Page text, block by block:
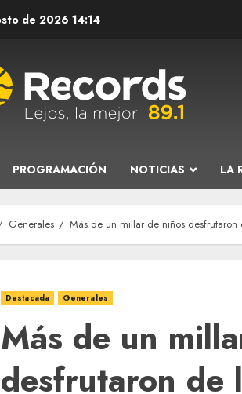
de 2026 14:14
PROGRAMACIÓN NOTICIAS LA
Generales Más de un millar de niños
Destacada Generales
Más de un
desfrutaron de